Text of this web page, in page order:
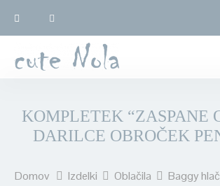
KOMPLETEK “ZASPANE
DARILCE OBROČEK
Domov Izdelki Oblačila Baggy